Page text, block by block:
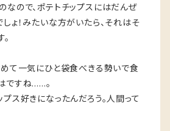
なので、ポテトチップスにはだんぜ
ょ！みたいな方がいたら、それはそ
めて一気にひと袋食べきる勢いで食
ですね……。
ス好きになったんだろう。人間って